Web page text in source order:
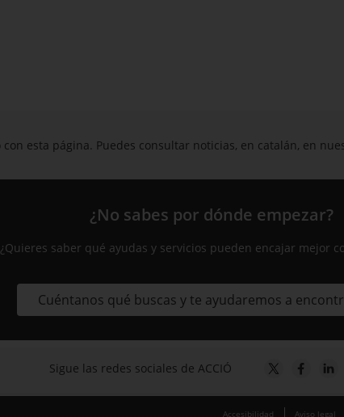
esta página. Puedes consultar noticias, en catalán, en
¿No sabes por dónde empezar?
¿Quieres saber qué ayudas y servicios pueden encajar mejor
Cuéntanos qué buscas y te ayudaremos a
Sigue las redes sociales de ACCIÓ
Accesibilidad Aviso legal